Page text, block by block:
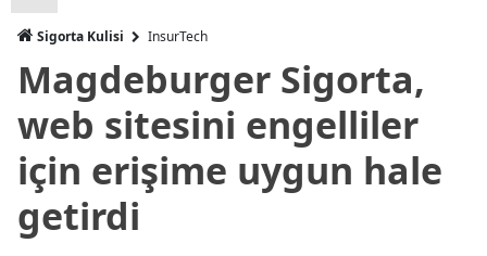
Sigorta Kulisi InsurTech
Magdeburger Sigorta,
web sitesini engelliler
için erişime uygun hale
getirdi